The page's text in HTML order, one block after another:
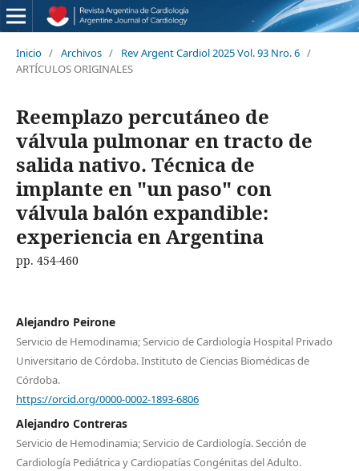
Inicio / Archivos / Rev Argent Cardiol 2025 Vol. 93 Nro. 6 /
ARTÍCULOS ORIGINALES
Reemplazo percutáneo de
válvula pulmonar en tracto de
salida nativo. Técnica de
implante en "un paso" con
válvula balón expandible:
experiencia en Argentina
pp. 454-460
Alejandro Peirone
Servicio de Hemodinamia; Servicio de Cardiología Hospital Privado
Universitario de Córdoba. Instituto de Ciencias Biomédicas de
Córdoba.
https://orcid.org/0000-0002-1893-6806
Alejandro Contreras
Servicio de Hemodinamia; Servicio de Cardiología. Sección de
Cardiología Pediátrica y Cardiopatías Congénitas del Adulto.